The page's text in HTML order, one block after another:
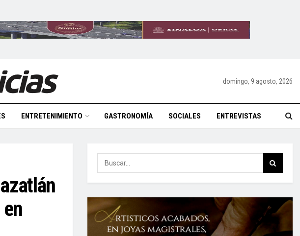
domingo, 9 agosto, 2026
ENTRETENIMIENTO GASTRONOMÍA SOCIALES ENTREVISTAS